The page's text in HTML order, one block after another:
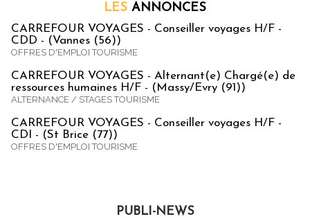
LES ANNONCES
CARREFOUR VOYAGES - Conseiller voyages H/F -
CDD - (Vannes (56))
OFFRES D'EMPLOI TOURISME
CARREFOUR VOYAGES - Alternant(e) Chargé(e) de
ressources humaines H/F - (Massy/Evry (91))
ALTERNANCE / STAGES TOURISME
CARREFOUR VOYAGES - Conseiller voyages H/F -
CDI - (St Brice (77))
OFFRES D'EMPLOI TOURISME
PUBLI-NEWS